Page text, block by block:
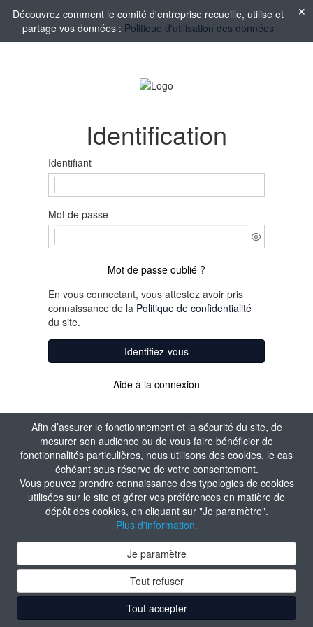
Afin d’assurer le fonctionnement et la sécurité du site, de
mesurer son audience ou de vous faire bénéficier de
fonctionnalités particulières, nous utilisons des cookies, le cas
échéant sous réserve de votre consentement.
Vous pouvez prendre connaissance des typologies de cookies
utilisées sur le site et gérer vos préférences en matière de
dépôt des cookies, en cliquant sur "Je paramètre".
Plus d'information.
Je paramètre
Tout refuser
Tout accepter
Découvrez comment le comité d'entreprise recueille, utilise et
partage vos données : Politique d'utilisation des données
Identification
Identifiant
Mot de passe
Mot de passe oublié ?
En vous connectant, vous attestez avoir pris
connaissance de la Politique de confidentialité
du site.
Identifiez-vous
Aide à la connexion